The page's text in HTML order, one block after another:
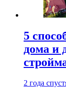
5
дома и
2 года